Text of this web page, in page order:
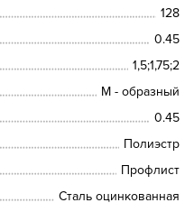
128
0.45
1,5;1,75;2
М - образный
0.45
Полиэстр
Профлист
Сталь оцинкованная